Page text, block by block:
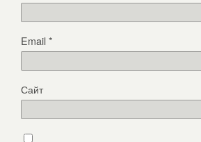
Email*
Сайт